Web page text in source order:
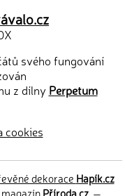
svého fungování
z dílny Perpetum
cookies
dekorace Hapík.cz
magazínPříroda.cz —